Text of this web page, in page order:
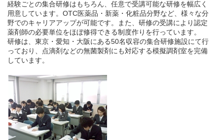
経験ごとの集合研修はもちろん、任意で受講可能な研修を幅広く
用意しています。OTC医薬品・新薬・化粧品分野など、様々な分
野でのキャリアアップが可能です。また、研修の受講により認定
薬剤師の必要単位をほぼ修得できる制度作りを行っています。
研修は、東京・愛知・大阪にある50名収容の集合研修施設にて行
っており、点滴剤などの無菌製剤にも対応する模擬調剤室を完備
しています。